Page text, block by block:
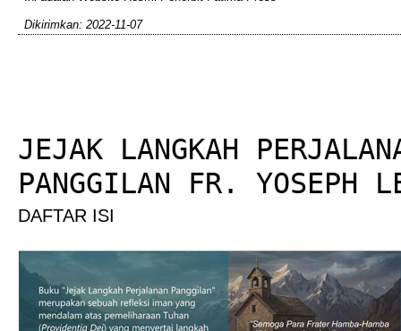
Dikirimkan: 2022-11-07
JEJAK LANGKAH
PANGGILAN FR. YOSEPH
DAFTAR ISI